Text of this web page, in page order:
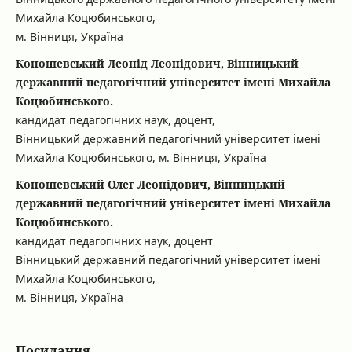
Михайла Коцюбинського,
м. Вінниця, Україна
Коношевський Леонід Леонідович, Вінницький
державний педагогічний університет імені Михайла
Коцюбинського.
кандидат педагогічних наук, доцент,
Вінницький державний педагогічний університет імені
Михайла Коцюбинського, м. Вінниця, Україна
Коношевський Олег Леонідович, Вінницький
державний педагогічний університет імені Михайла
Коцюбинського.
кандидат педагогічних наук, доцент
Вінницький державний педагогічний університет імені
Михайла Коцюбинського,
м. Вінниця, Україна